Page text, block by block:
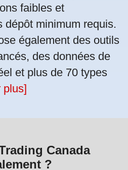
faibles et
dépôt minimum requis.
également des outils
des données de
et plus de 70 types
plus]
Canada
?